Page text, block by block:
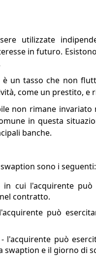
utilizzate
in futuro.
un tasso che non
come un prestito,
non rimane
in questa
banche.
sono i seguenti:
in cui l'acquirente
contratto.
può
- l'acquirente può
swaption e il giorno di